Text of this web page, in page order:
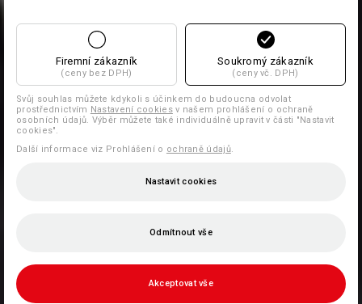
Firemní zákazník
(ceny bez DPH)
Soukromý zákazník
(ceny vč. DPH)
Svůj souhlas můžete kdykoli s účinkem do budoucna odvolat
prostřednictvím Nastavení cookiesv našem prohlášení o ochraně
osobních údajů. Výběr můžete také individuálně upravit v části "Nastavit
cookies".
Další informace viz Prohlášení o ochraně údajů.
Nastavit cookies
Odmítnout vše
Akceptovat vše